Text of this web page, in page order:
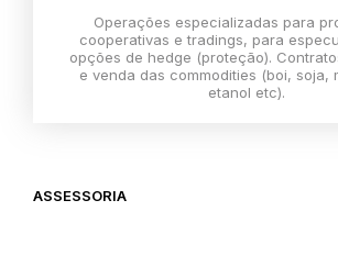
Operações especializadas para
cooperativas e tradings, para
opções de hedge (proteção).
e venda das commodities (boi, soja,
etanol etc).
ASSESSORIA